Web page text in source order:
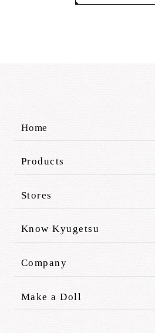
Home
Products
Stores
Know Kyugetsu
Company
Make a Doll